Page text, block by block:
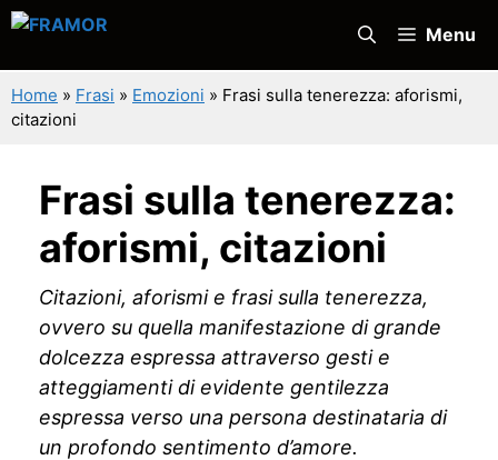
Vai
contenuto
Menu
Home » Frasi » Emozioni » Frasi sulla tenerezza: aforismi,
citazioni
Frasi sulla tenerezza:
aforismi, citazioni
Citazioni, aforismi e frasi sulla tenerezza,
ovvero su quella manifestazione di grande
dolcezza espressa attraverso gesti e
atteggiamenti di evidente gentilezza
espressa verso una persona destinataria di
un profondo sentimento d’amore.